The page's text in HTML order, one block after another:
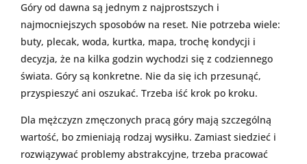
Góry od dawna są jednym z najprostszych i
najmocniejszych sposobów na reset. Nie potrzeba wiele:
buty, plecak, woda, kurtka, mapa, trochę kondycji i
decyzja, że na kilka godzin wychodzi się z codziennego
świata. Góry są konkretne. Nie da się ich przesunąć,
przyspieszyć ani oszukać. Trzeba iść krok po kroku.
Dla mężczyzn zmęczonych pracą góry mają szczególną
wartość, bo zmieniają rodzaj wysiłku. Zamiast siedzieć i
rozwiązywać problemy abstrakcyjne, trzeba pracować